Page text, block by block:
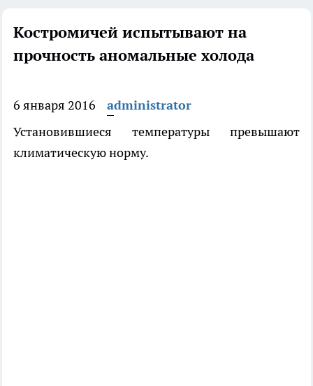
Костромичей испытывают на
прочность аномальные холода
6 января 2016
administrator
Установившиеся температуры превышают
климатическую норму.